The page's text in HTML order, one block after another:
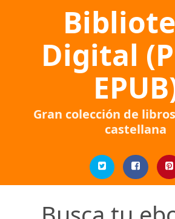
Digital
Gran colección de
castellana